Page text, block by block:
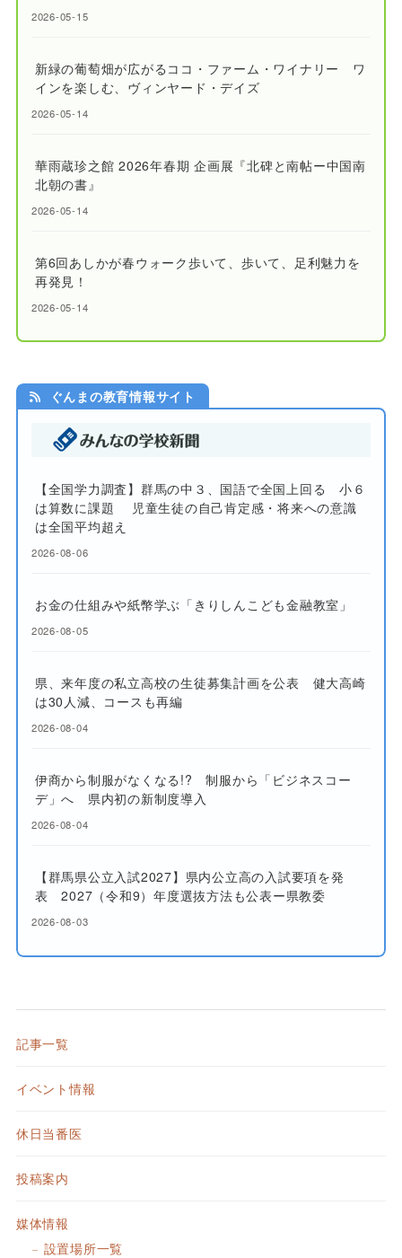
2026-05-15
新緑の葡萄畑が広がるココ・ファーム・ワイナリー ワ
インを楽しむ、ヴィンヤード・デイズ
2026-05-14
華雨蔵珍之館 2026年春期 企画展『北碑と南帖ー中国南
北朝の書』
2026-05-14
第6回あしかが春ウォーク歩いて、歩いて、足利魅力を
再発見！
2026-05-14
ぐんまの教育情報サイト
【全国学力調査】群馬の中３、国語で全国上回る 小６
は算数に課題 児童生徒の自己肯定感・将来への意識
は全国平均超え
2026-08-06
お金の仕組みや紙幣学ぶ「きりしんこども金融教室」
2026-08-05
県、来年度の私立高校の生徒募集計画を公表 健大高崎
は30人減、コースも再編
2026-08-04
伊商から制服がなくなる!? 制服から「ビジネスコー
デ」へ 県内初の新制度導入
2026-08-04
【群馬県公立入試2027】県内公立高の入試要項を発
表 2027（令和9）年度選抜方法も公表ー県教委
2026-08-03
記事一覧
イベント情報
休日当番医
投稿案内
媒体情報
設置場所一覧